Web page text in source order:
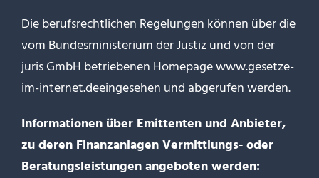
Die berufsrechtlichen Regelungen können über die
vom Bundesministerium der Justiz und von der
juris GmbH betriebenen Homepagewww.gesetze-
im-internet.deeingesehen und abgerufen werden.
Informationen über Emittenten und Anbieter,
zu deren Finanzanlagen Vermittlungs- oder
Beratungsleistungen angeboten werden: